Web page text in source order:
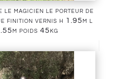
le magicien le porteur de
finition vernis h 1.95m l
poids 45kg